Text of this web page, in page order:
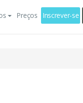
Preços Inscrever-se